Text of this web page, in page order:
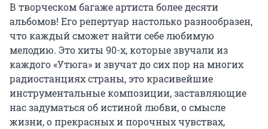
В творческом багаже артиста более десяти
альбомов! Его репертуар настолько разнообразен,
что каждый сможет найти себе любимую
мелодию. Это хиты 90-х, которые звучали из
каждого «Утюга» и звучат до сих пор на многих
радиостанциях страны, это красивейшие
инструментальные композиции, заставляющие
нас задуматься об истиной любви, о смысле
жизни, о прекрасных и порочных чувствах,